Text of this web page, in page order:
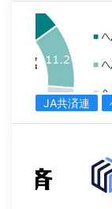
JA共済連